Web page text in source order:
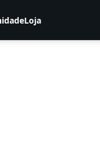
Loja